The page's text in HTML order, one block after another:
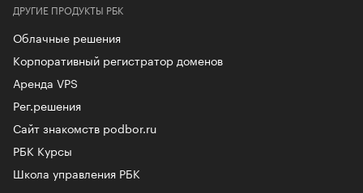
ДРУГИЕ ПРОДУКТЫ РБК
Облачные решения
Корпоративный регистратор доменов
Аренда VPS
Рег.решения
Сайт знакомств podbor.ru
РБК Курсы
Школа управления РБК